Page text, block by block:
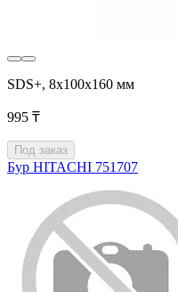
SDS+, 8x100х160 мм
995 ₸
Под заказ
Бур HITACHI 751707